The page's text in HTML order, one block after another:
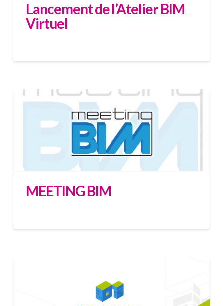
Lancement de l’Atelier BIM
Virtuel
MEETING BIM